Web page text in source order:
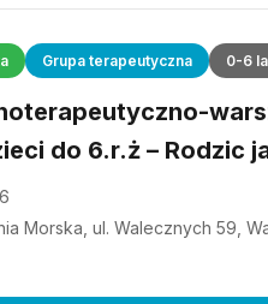
Grupa terapeutyczna 0-6
do 6.r.ż – Rodzic
Morska, ul. Walecznych 59,